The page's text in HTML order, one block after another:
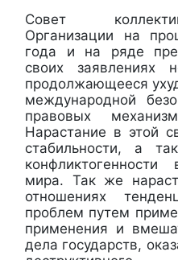
Совет
Организации на
года и на ряде
своих заявлениях
продолжающееся
международной
правовых
Нарастание в этой
стабильности, а
мира. Так же
отношениях
проблем путем
применения и
дела государств,